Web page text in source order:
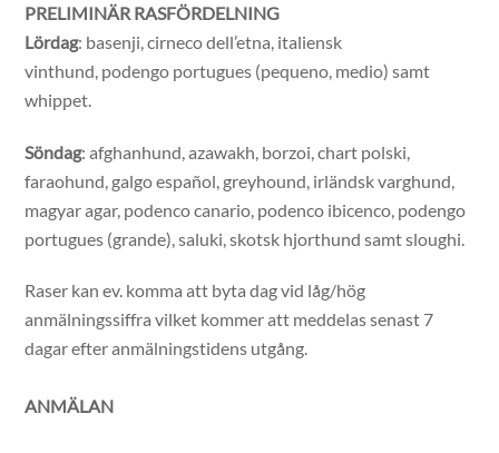
PRELIMINÄR RASFÖRDELNING
Lördag: basenji, cirneco dell’etna, italiensk
vinthund, podengo portugues (pequeno, medio) samt
whippet.
Söndag: afghanhund, azawakh, borzoi, chart polski,
faraohund, galgo español, greyhound, irländsk varghund,
magyar agar, podenco canario, podenco ibicenco, podengo
portugues (grande), saluki, skotsk hjorthund samt sloughi.
Raser kan ev. komma att byta dag vid låg/hög
anmälningssiffra vilket kommer att meddelas senast 7
dagar efter anmälningstidens utgång.
ANMÄLAN